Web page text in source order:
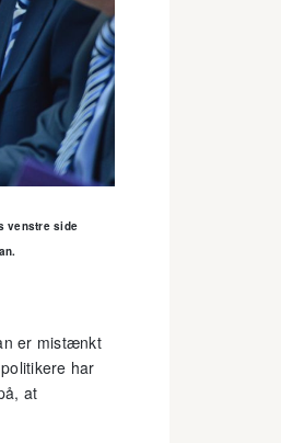
venstre side
er mistænkt
har
at